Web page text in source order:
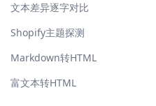
文本差异逐字对比
Shopify主题探测
Markdown转HTML
富文本转HTML